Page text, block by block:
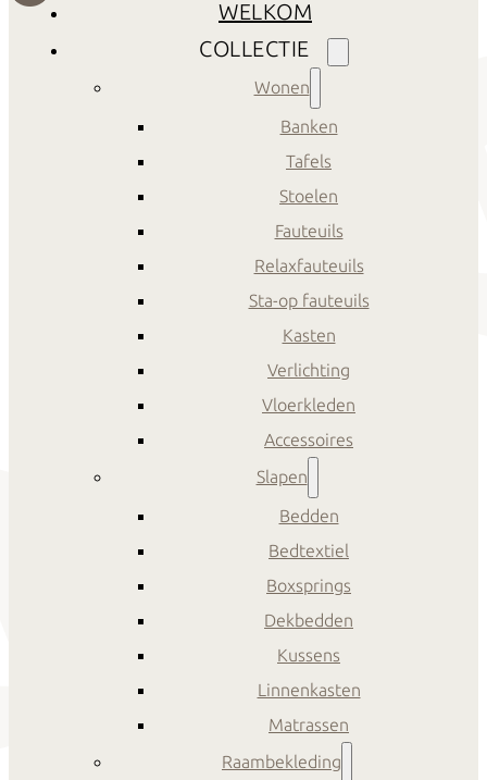
WELKOM
COLLECTIE
Wonen
Banken
Tafels
Stoelen
Fauteuils
Relaxfauteuils
Sta-op fauteuils
Kasten
Verlichting
Vloerkleden
Accessoires
Slapen
Bedden
Bedtextiel
Boxsprings
Dekbedden
Kussens
Linnenkasten
Matrassen
Raambekleding